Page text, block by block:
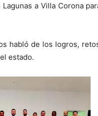
a Villa Corona
habló de los logros,
estado.